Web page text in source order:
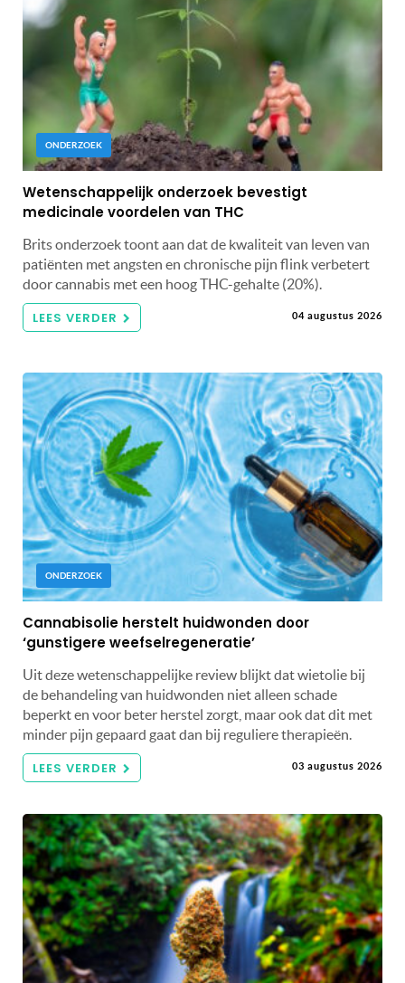
ONDERZOEK
Wetenschappelijk onderzoek bevestigt
medicinale voordelen van THC
Brits onderzoek toont aan dat de kwaliteit van leven van
patiënten met angsten en chronische pijn flink verbetert
door cannabis met een hoog THC-gehalte (20%).
LEES VERDER 04 augustus 2026
ONDERZOEK
Cannabisolie herstelt huidwonden door
‘gunstigere weefselregeneratie’
Uit deze wetenschappelijke review blijkt dat wietolie bij
de behandeling van huidwonden niet alleen schade
beperkt en voor beter herstel zorgt, maar ook dat dit met
minder pijn gepaard gaat dan bij reguliere therapieën.
LEES VERDER 03 augustus 2026